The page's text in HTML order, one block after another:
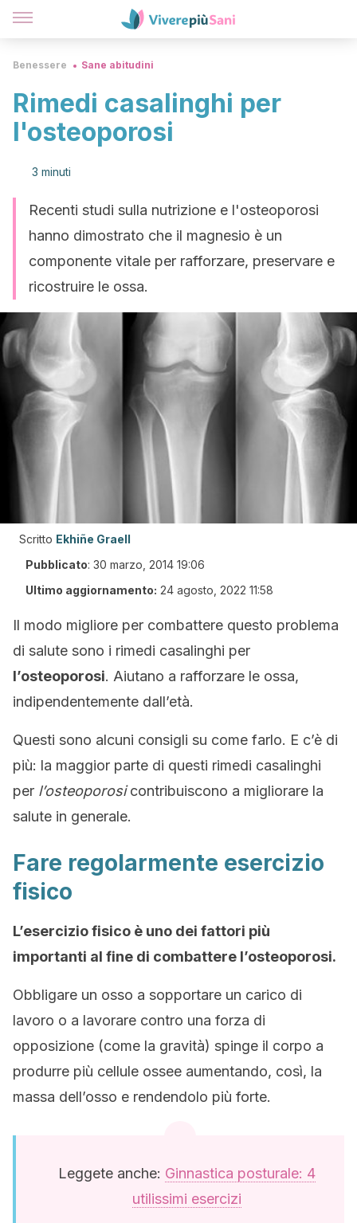
Benessere Sane abitudini
Rimedi casalinghi per
l'osteoporosi
3 minuti
Recenti studi sulla nutrizione e l'osteoporosi
hanno dimostrato che il magnesio è un
componente vitale per rafforzare, preservare e
ricostruire le ossa.
Scritto Ekhiñe Graell
Pubblicato: 30 marzo, 2014 19:06
Ultimo aggiornamento: 24 agosto, 2022 11:58
Il modo migliore per combattere questo problema
di salute sono i rimedi casalinghi per
l’osteoporosi. Aiutano a rafforzare le ossa,
indipendentemente dall’età.
Questi sono alcuni consigli su come farlo. E c’è di
più: la maggior parte di questi rimedi casalinghi
per l’osteoporosicontribuiscono a migliorare la
salute in generale.
Fare regolarmente esercizio
fisico
L’esercizio fisico è uno dei fattori più
importanti al fine di combattere l’osteoporosi.
Obbligare un osso a sopportare un carico di
lavoro o a lavorare contro una forza di
opposizione (come la gravità) spinge il corpo a
produrre più cellule ossee aumentando, così, la
massa dell’osso e rendendolo più forte.
Leggete anche: Ginnastica posturale: 4
utilissimi esercizi